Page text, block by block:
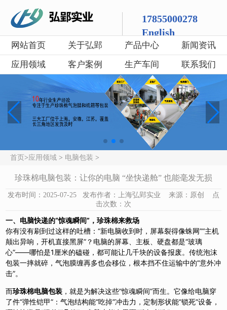
17855000278
English
网站首页 关于弘郢 产品中心
新闻资讯
应用领域
客户案例 生产车间 联系我们
首页 >应用领域 > 电脑包装 >
珍珠棉电脑包装：让你的电脑 “坐快递舱” 也能毫发无损
发布时间：2025-07-25 发布作者：上海弘郢实业 来源：原创 点
击次数： 次
一、电脑快递的“惊魂瞬间”，珍珠棉来救场
你有没有刷到过这样的吐槽：“新电脑收到时，屏幕裂得像蛛网”“主机
颠出异响，开机直接黑屏”？电脑的屏幕、主板、硬盘都是“玻璃
心”——哪怕是1厘米的磕碰，都可能让几千块的设备报废。传统泡沫
包装一摔就碎，气泡膜缠再多也会移位，根本挡不住运输中的“意外冲
击”。
而珍珠棉电脑包装 ，就是为解决这些“惊魂瞬间”而生。它像给电脑穿
了件“弹性铠甲”：气泡结构能“吃掉”冲击力，定制形状能“锁死”设备，